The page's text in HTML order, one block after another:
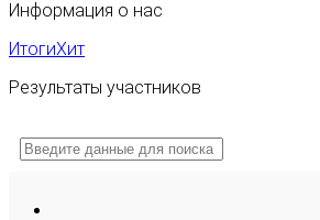
Информация о нас
ИтогиХит
Результаты участников